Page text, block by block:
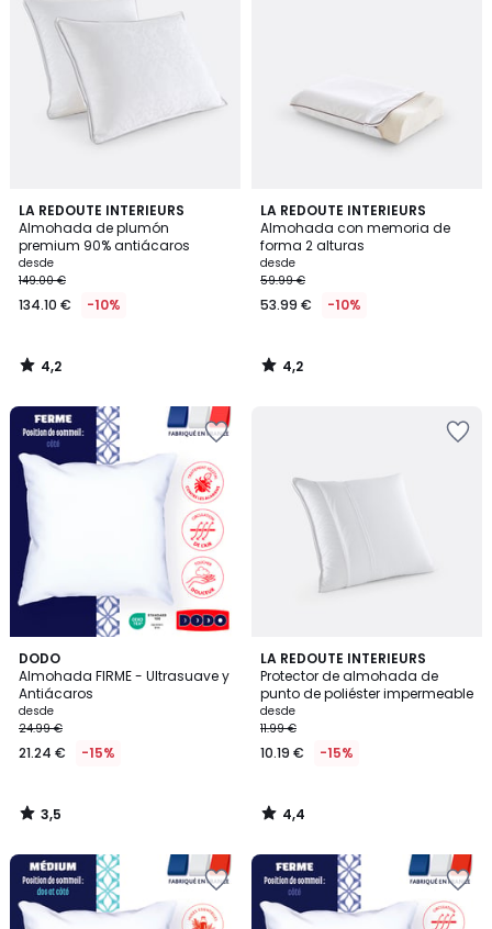
LA REDOUTE INTERIEURS
Almohada de plumón
premium 90% antiácaros
desde
149.00 €
134.10 € -10%
4,2
/ 5
4,2
/
LA REDOUTE INTERIEURS
Almohada con memoria de
forma 2 alturas
desde
59.99 €
53.99 € -10%
4,2
/ 5
4,2
/
DODO
Almohada FIRME - Ultrasuave y
Antiácaros
desde
24.99 €
21.24 € -15%
3,5
/ 5
3,5
/
LA REDOUTE INTERIEURS
Protector de almohada de
punto de poliéster impermeable
desde
11.99 €
10.19 € -15%
4,4
/ 5
4,4
/